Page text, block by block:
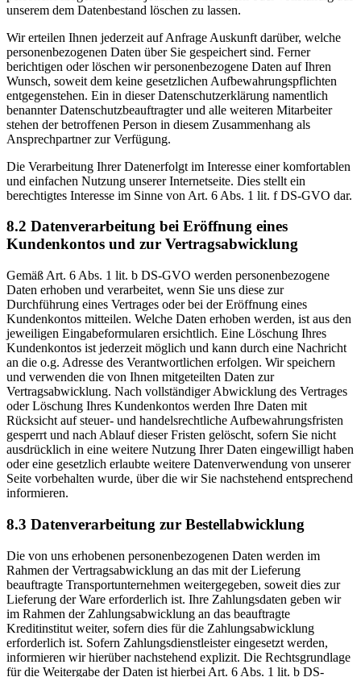
unserem dem Datenbestand löschen zu lassen.
Wir erteilen Ihnen jederzeit auf Anfrage Auskunft darüber, welche
personenbezogenen Daten über Sie gespeichert sind. Ferner
berichtigen oder löschen wir personenbezogene Daten auf Ihren
Wunsch, soweit dem keine gesetzlichen Aufbewahrungspflichten
entgegenstehen. Ein in dieser Datenschutzerklärung namentlich
benannter Datenschutzbeauftragter und alle weiteren Mitarbeiter
stehen der betroffenen Person in diesem Zusammenhang als
Ansprechpartner zur Verfügung.
Die Verarbeitung Ihrer Datenerfolgt im Interesse einer komfortablen
und einfachen Nutzung unserer Internetseite. Dies stellt ein
berechtigtes Interesse im Sinne von Art. 6 Abs. 1 lit. f DS-GVO dar.
8.2 Datenverarbeitung bei Eröffnung eines
Kundenkontos und zur Vertragsabwicklung
Gemäß Art. 6 Abs. 1 lit. b DS-GVO werden personenbezogene
Daten erhoben und verarbeitet, wenn Sie uns diese zur
Durchführung eines Vertrages oder bei der Eröffnung eines
Kundenkontos mitteilen. Welche Daten erhoben werden, ist aus den
jeweiligen Eingabeformularen ersichtlich. Eine Löschung Ihres
Kundenkontos ist jederzeit möglich und kann durch eine Nachricht
an die o.g. Adresse des Verantwortlichen erfolgen. Wir speichern
und verwenden die von Ihnen mitgeteilten Daten zur
Vertragsabwicklung. Nach vollständiger Abwicklung des Vertrages
oder Löschung Ihres Kundenkontos werden Ihre Daten mit
Rücksicht auf steuer- und handelsrechtliche Aufbewahrungsfristen
gesperrt und nach Ablauf dieser Fristen gelöscht, sofern Sie nicht
ausdrücklich in eine weitere Nutzung Ihrer Daten eingewilligt haben
oder eine gesetzlich erlaubte weitere Datenverwendung von unserer
Seite vorbehalten wurde, über die wir Sie nachstehend entsprechend
informieren.
8.3 Datenverarbeitung zur Bestellabwicklung
Die von uns erhobenen personenbezogenen Daten werden im
Rahmen der Vertragsabwicklung an das mit der Lieferung
beauftragte Transportunternehmen weitergegeben, soweit dies zur
Lieferung der Ware erforderlich ist. Ihre Zahlungsdaten geben wir
im Rahmen der Zahlungsabwicklung an das beauftragte
Kreditinstitut weiter, sofern dies für die Zahlungsabwicklung
erforderlich ist. Sofern Zahlungsdienstleister eingesetzt werden,
informieren wir hierüber nachstehend explizit. Die Rechtsgrundlage
für die Weitergabe der Daten ist hierbei Art. 6 Abs. 1 lit. b DS-